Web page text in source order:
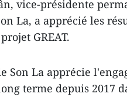
vice-présidente
La, a apprécié les
GREAT.
Son La apprécie
terme depuis 2017